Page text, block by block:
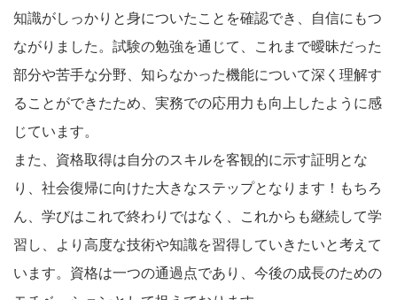
知識がしっかりと身についたことを確認でき、自信にもつ
ながりました。試験の勉強を通じて、これまで曖昧だった
部分や苦手な分野、知らなかった機能について深く理解す
ることができたため、実務での応用力も向上したように感
じています。
また、資格取得は自分のスキルを客観的に示す証明とな
り、社会復帰に向けた大きなステップとなります！もちろ
ん、学びはこれで終わりではなく、これからも継続して学
習し、より高度な技術や知識を習得していきたいと考えて
います。資格は一つの通過点であり、今後の成長のための